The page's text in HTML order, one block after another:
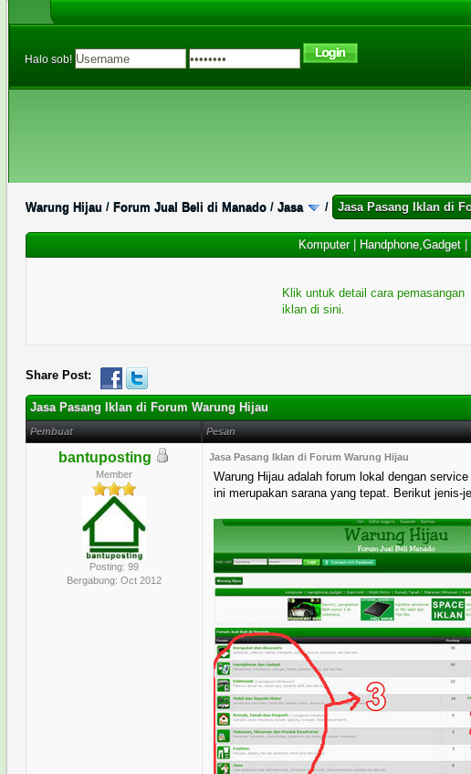
Halo sob!
Warung Hijau / Forum Jual Beli di Manado / Jasa / Jasa Pasang Iklan di
Komputer| Handphone,Gadget
Klik untuk detail cara pemasangan
iklan di sini.
0 Memberi Suara - 0 Rata-rata
12345
Share Post:
Jasa Pasang Iklan di Forum Warung Hijau
Pembuat Pesan
bantuposting
Member
Posting: 99
Bergabung: Oct 2012
Jasa Pasang Iklan di Forum Warung Hijau
Warung Hijau adalah forum lokal dengan
ini merupakan sarana yang tepat. Berikut jenis-